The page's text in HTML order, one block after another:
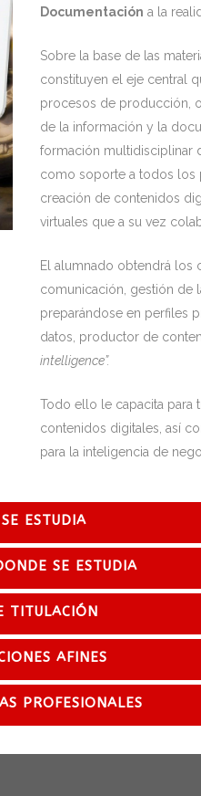
Documentación a la
Sobre la base de las
constituyen el eje central
procesos de producción,
de la información y la
formación multidisciplinar
como soporte a todos los
creación de contenidos
virtuales que a su vez
El alumnado obtendrá los
comunicación, gestión de
preparándose en perfiles
datos, productor de
intelligence”.
Todo ello le capacita para
contenidos digitales, así
para la inteligencia de
ESTUDIA
SE ESTUDIA
TITULACIÓN
AFINES
PROFESIONALES